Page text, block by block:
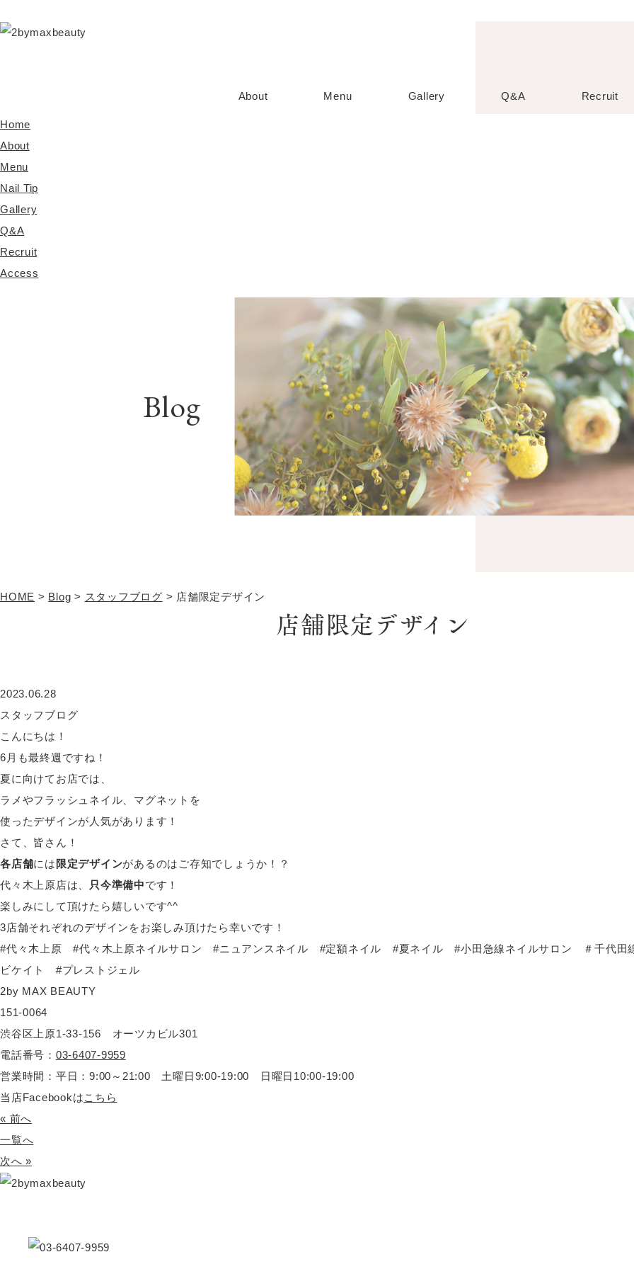
About Menu Gallery Q&A Recruit
Home
About
Menu
Nail Tip
Gallery
Q&A
Recruit
Access
Blog
HOME > Blog > スタッフブログ > 店舗限定デザイン
店舗限定デザイン
2023.06.28
スタッフブログ
こんにちは！
6月も最終週ですね！
夏に向けてお店では、
ラメやフラッシュネイル、マグネットを
使ったデザインが人気があります！
さて、皆さん！
各店舗には 限定デザインがあるのはご存知でしょうか！？
代々木上原店は、
只今準備中です！
楽しみにして頂けたら嬉しいです^^
3店舗それぞれのデザインをお楽しみ頂けたら幸いです！
#代々木上原 #代々木上原ネイルサロン #ニュアンスネイル #定額ネイル #夏ネイル #小田急線ネイルサロン ＃千代
ビケイト #プレストジェル
2by MAX BEAUTY
151-0064
渋谷区上原1-33-156 オーツカビル301
電話番号： 03-6407-9959
営業時間：平日：9:00～21:00 土曜日9:00-19:00 日曜日10:00-19:00
当店Facebookはこちら
« 前へ
一覧へ
次へ »